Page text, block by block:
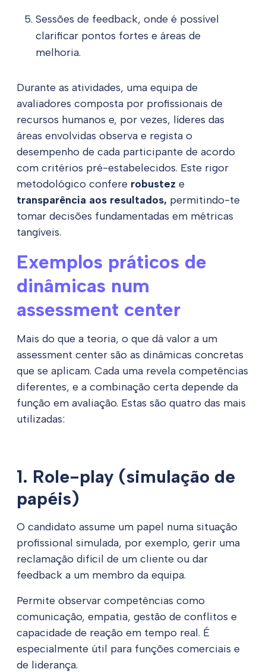
Sessões de feedback, onde é possível
clarificar pontos fortes e áreas de
melhoria.
Durante as atividades, uma equipa de
avaliadores composta por profissionais de
recursos humanos e, por vezes, líderes das
áreas envolvidas observa e regista o
desempenho de cada participante de acordo
com critérios pré-estabelecidos. Este rigor
metodológico confere robustez e
transparência aos resultados, permitindo-te
tomar decisões fundamentadas em métricas
tangíveis.
Exemplos práticos de
dinâmicas num
assessment center
Mais do que a teoria, o que dá valor a um
assessment center são as dinâmicas concretas
que se aplicam. Cada uma revela competências
diferentes, e a combinação certa depende da
função em avaliação. Estas são quatro das mais
utilizadas:
1. Role-play (simulação de
papéis)
O candidato assume um papel numa situação
profissional simulada, por exemplo, gerir uma
reclamação difícil de um cliente ou dar
feedback a um membro da equipa.
Permite observar competências como
comunicação, empatia, gestão de conflitos e
capacidade de reação em tempo real. É
especialmente útil para funções comerciais e
de liderança.